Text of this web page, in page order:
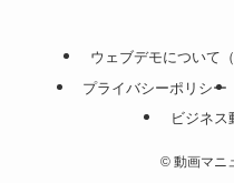
ウェブデモについて
プライバシーポリシー
ビジネス
© 動画マニ